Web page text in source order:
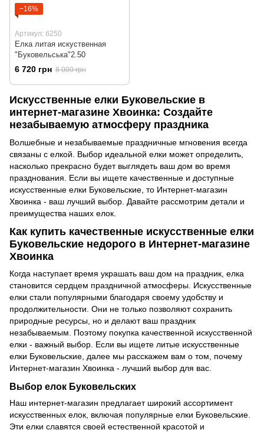
−16%
Артикул: б250
Елка литая искуственная
"Буковельська"2.50
6 720 грн 8 000 грн
Искусственные елки Буковельские в
интернет-магазине Хвоинка: Создайте
незабываемую атмосферу праздника
Волшебные и незабываемые праздничные мгновения всегда
связаны с елкой. Выбор идеальной елки может определить,
насколько прекрасно будет выглядеть ваш дом во время
празднования. Если вы ищете качественные и доступные
искусственные елки Буковельские, то Интернет-магазин
Хвоинка - ваш лучший выбор. Давайте рассмотрим детали и
преимущества наших елок.
Как купить качественные искусственные елки
Буковельские недорого в Интернет-магазине
Хвоинка
Когда наступает время украшать ваш дом на праздник, елка
становится сердцем праздничной атмосферы. Искусственные
елки стали популярными благодаря своему удобству и
продолжительности. Они не только позволяют сохранить
природные ресурсы, но и делают ваш праздник
незабываемым. Поэтому покупка качественной искусственной
елки - важный выбор. Если вы ищете литые искусственные
елки Буковельские, далее мы расскажем вам о том, почему
Интернет-магазин Хвоинка - лучший выбор для вас.
Выбор елок Буковельских
Наш интернет-магазин предлагает широкий ассортимент
искусственных елок, включая популярные елки Буковельские.
Эти елки славятся своей естественной красотой и